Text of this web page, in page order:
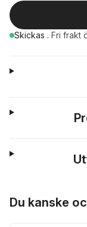
Skickas . Fri frakt
Du kanske